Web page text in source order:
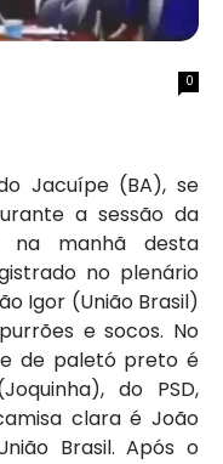
0
Jacuípe (BA), se
a sessão da
na manhã desta
no plenário
Igor (União Brasil)
e socos. No
de paletó preto é
do PSD,
clara é João
Após o